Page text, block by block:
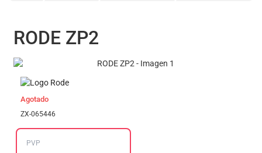
RODE ZP2
Agotado
ZX-065446
PVP